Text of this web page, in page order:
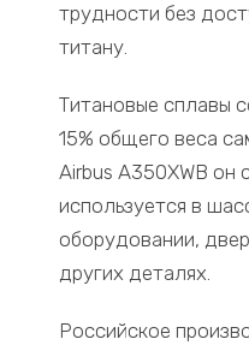
трудности без
титану.
Титановые сплавы
15% общего веса
Airbus A350XWB он
используется в
оборудовании,
других деталях.
Российское